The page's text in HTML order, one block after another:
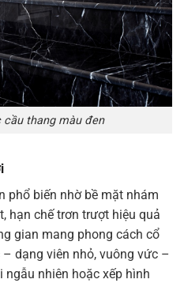
thang màu đen
phổ biến nhờ bề mặt nhám
hạn chế trơn trượt hiệu quả
gian mang phong cách cổ
dạng viên nhỏ, vuông vức –
nhiên hoặc xếp hình